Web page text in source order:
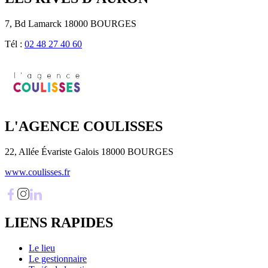
7, Bd Lamarck 18000 BOURGES
Tél : 02 48 27 40 60
L'AGENCE COULISSES
22, Allée Évariste Galois 18000 BOURGES
www.coulisses.fr
LIENS RAPIDES
Le lieu
Le gestionnaire